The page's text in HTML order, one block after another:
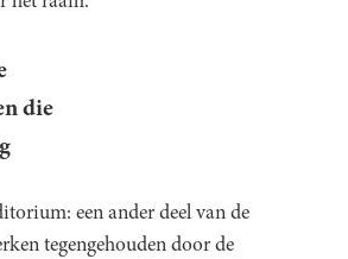
die
een ander deel van de
tegengehouden door de